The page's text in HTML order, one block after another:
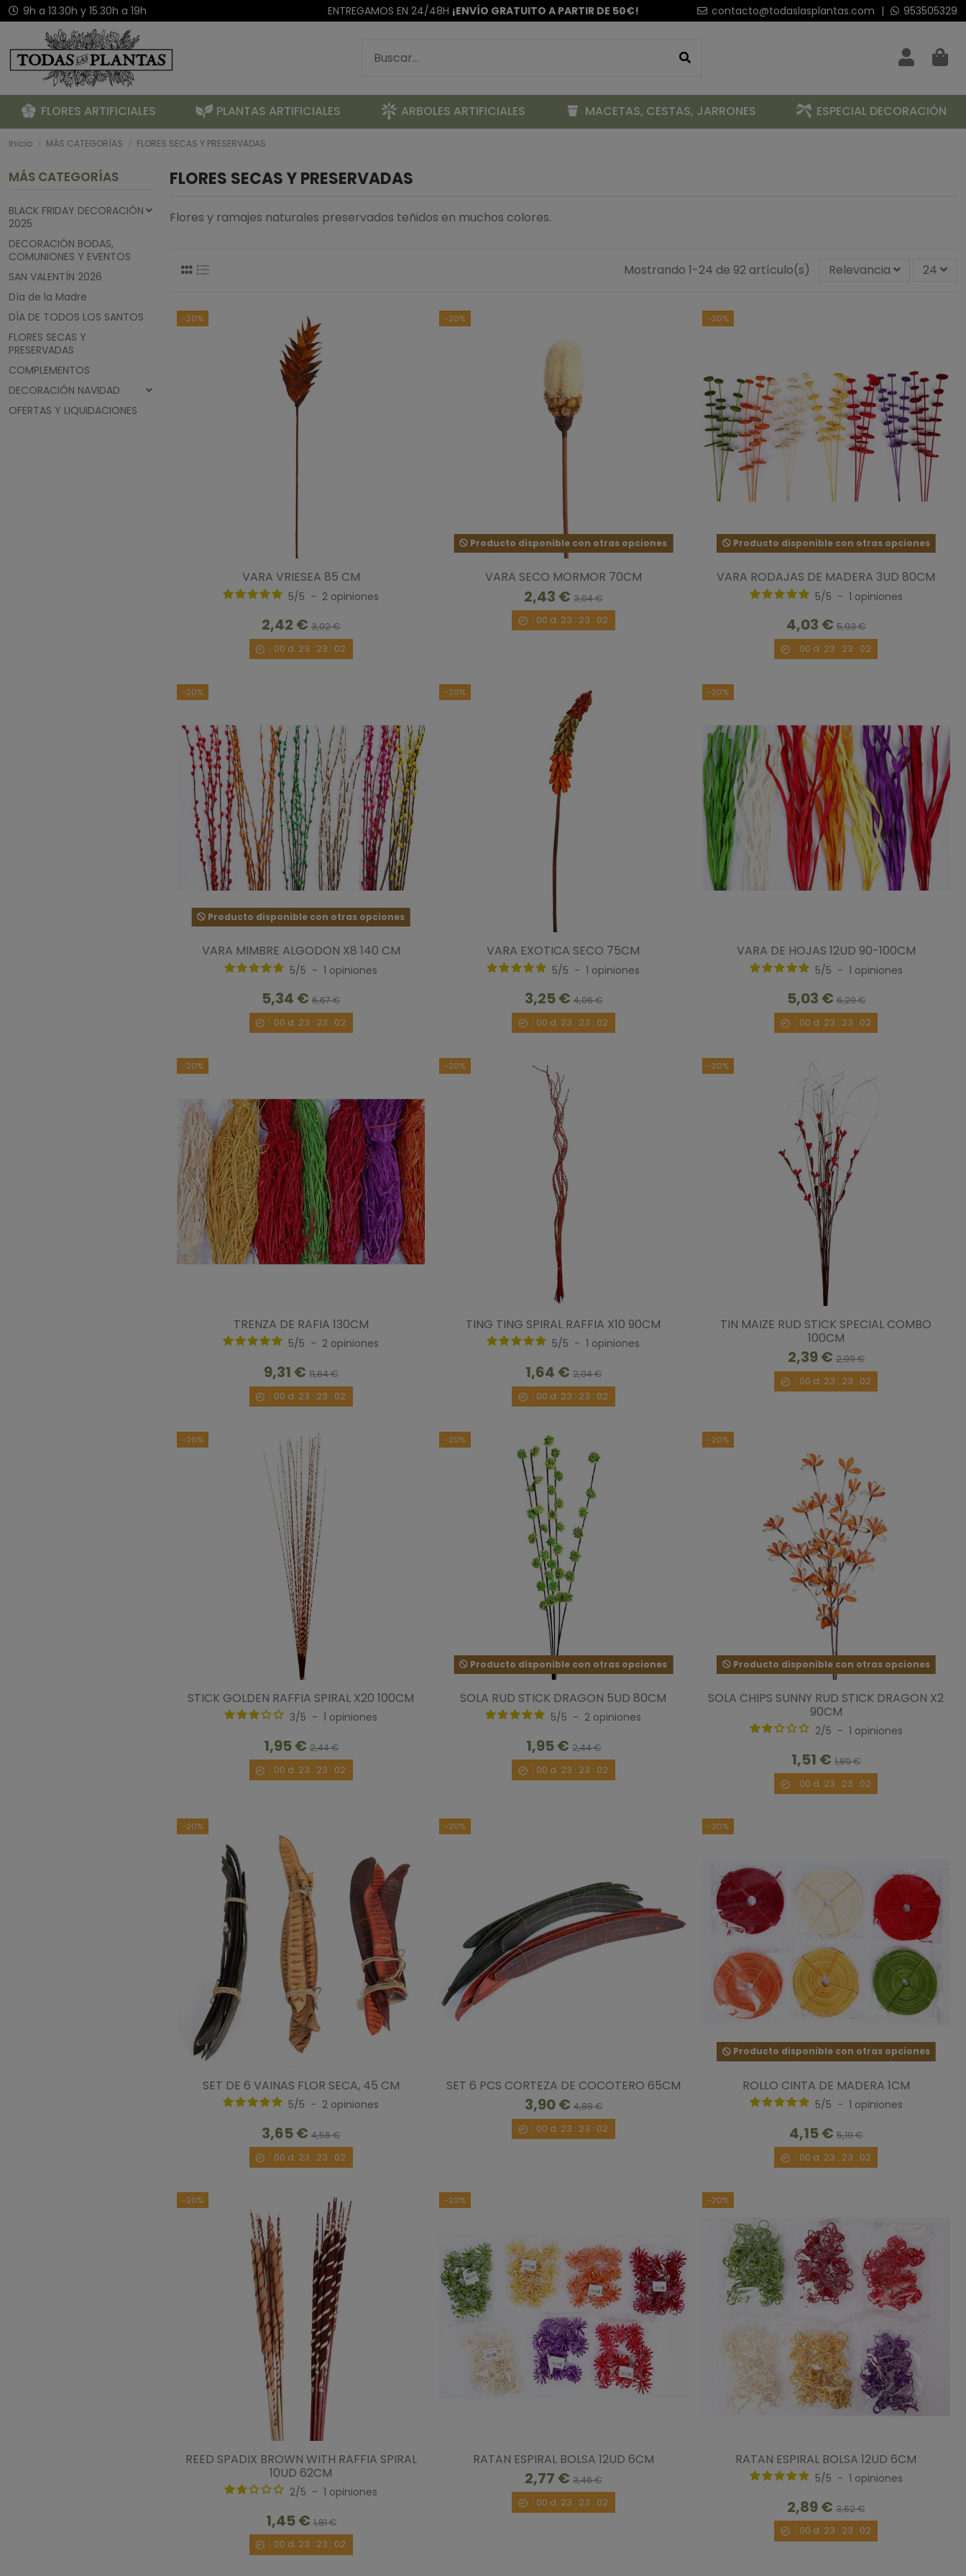
9h a 13.30h y 15.30h a 19h ENTREGAMOS EN 24/48H ¡ENVÍO GRATUITO A PARTIR DE 50€! contacto@todaslasplantas.com | 953505329
FLORES ARTIFICIALES PLANTAS ARTIFICIALES ARBOLES ARTIFICIALES MACETAS, CESTAS, JARRONES ESPECIAL DECORACIÓN
Inicio MÁS CATEGORÍAS FLORES SECAS Y PRESERVADAS
FLORES SECAS Y PRESERVADAS
Flores y ramajes naturales preservados teñidos en muchos colores.
Mostrando 1-24 de 92 artículo(s) Relevancia 24
-20%
VARA VRIESEA 85 CM
5/5 - 2 opiniones
2,42 €3,02 €
00 d. 23 : 23 : 00
-20%
Producto disponible con otras opciones
VARA SECO MORMOR 70CM
2,43 €3,04 €
00 d. 23 : 23 : 00
-20%
Producto disponible con otras opciones
VARA RODAJAS DE MADERA 3UD 80CM
5/5 - 1 opiniones
4,03 €5,03 €
00 d. 23 : 23 : 00
-20%
Producto disponible con otras opciones
VARA MIMBRE ALGODON X8 140 CM
5/5 - 1 opiniones
5,34 €6,67 €
00 d. 23 : 23 : 00
-20%
VARA EXOTICA SECO 75CM
5/5 - 1 opiniones
3,25 € 4,06 €
00 d. 23 : 23 : 00
-20%
VARA DE HOJAS 12UD 90-100CM
5/5 - 1 opiniones
5,03 € 6,29 €
00 d. 23 : 23 : 00
-20%
TRENZA DE RAFIA 130CM
5/5 - 2 opiniones
9,31 €11,64 €
00 d. 23 : 23 : 00
-20%
TING TING SPIRAL RAFFIA X10 90CM
5/5 - 1 opiniones
1,64 € 2,04 €
00 d. 23 : 23 : 00
-20%
TIN MAIZE RUD STICK SPECIAL COMBO
100CM
2,39 € 2,99 €
00 d. 23 : 23 : 00
-20%
STICK GOLDEN RAFFIA SPIRAL X20 100CM
3/5 - 1 opiniones
1,95 € 2,44 €
00 d. 23 : 23 : 00
-20%
Producto disponible con otras opciones
SOLA RUD STICK DRAGON 5UD 80CM
5/5 - 2 opiniones
1,95 € 2,44 €
00 d. 23 : 23 : 00
-20%
Producto disponible con otras opciones
SOLA CHIPS SUNNY RUD STICK DRAGON X2
90CM
2/5 - 1 opiniones
1,51 €1,89 €
00 d. 23 : 23 : 00
-20%
SET DE 6 VAINAS FLOR SECA, 45 CM
5/5 - 2 opiniones
3,65 €4,56 €
00 d. 23 : 23 : 00
-20%
SET 6 PCS CORTEZA DE COCOTERO 65CM
3,90 € 4,88 €
00 d. 23 : 23 : 00
-20%
Producto disponible con otras opciones
ROLLO CINTA DE MADERA 1CM
5/5 - 1 opiniones
4,15 €5,19 €
00 d. 23 : 23 : 00
-20%
REED SPADIX BROWN WITH RAFFIA SPIRAL
10UD 62CM
2/5 - 1 opiniones
1,45 € 1,81 €
00 d. 23 : 23 : 00
-20%
RATAN ESPIRAL BOLSA 12UD 6CM
2,77 €3,46 €
00 d. 23 : 23 : 00
-20%
RATAN ESPIRAL BOLSA 12UD 6CM
5/5 - 1 opiniones
2,89 €3,62 €
00 d. 23 : 23 : 00
MÁS CATEGORÍAS
BLACK FRIDAY DECORACIÓN
2025
DECORACIÓN BODAS,
COMUNIONES Y EVENTOS
SAN VALENTÍN 2026
Día de la Madre
DÍA DE TODOS LOS SANTOS
FLORES SECAS Y
PRESERVADAS
COMPLEMENTOS
DECORACIÓN NAVIDAD
OFERTAS Y LIQUIDACIONES